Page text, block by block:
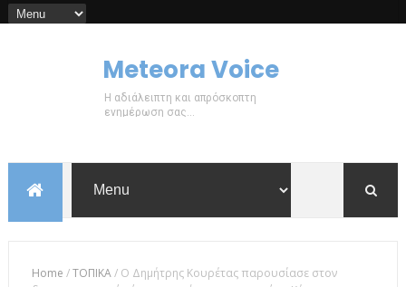
Meteora Voice
Η αδιάλειπτη και απρόσκοπτη
ενημέρωση σας...
Home /ΤΟΠΙΚΑ/ Ο Δημήτρης Κουρέτας παρουσίασε στον